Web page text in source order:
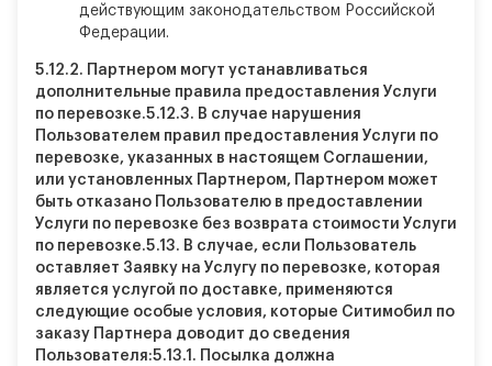
действующим законодательством Российской
Федерации.
5.12.2. Партнером могут устанавливаться
дополнительные правила предоставления Услуги
по перевозке.5.12.3. В случае нарушения
Пользователем правил предоставления Услуги по
перевозке, указанных в настоящем Соглашении,
или установленных Партнером, Партнером может
быть отказано Пользователю в предоставлении
Услуги по перевозке без возврата стоимости Услуги
по перевозке.5.13. В случае, если Пользователь
оставляет Заявку на Услугу по перевозке, которая
является услугой по доставке, применяются
следующие особые условия, которые Ситимобил по
заказу Партнера доводит до сведения
Пользователя:5.13.1. Посылка должна